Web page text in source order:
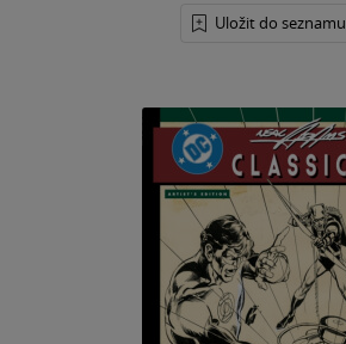
Uložit do seznamu